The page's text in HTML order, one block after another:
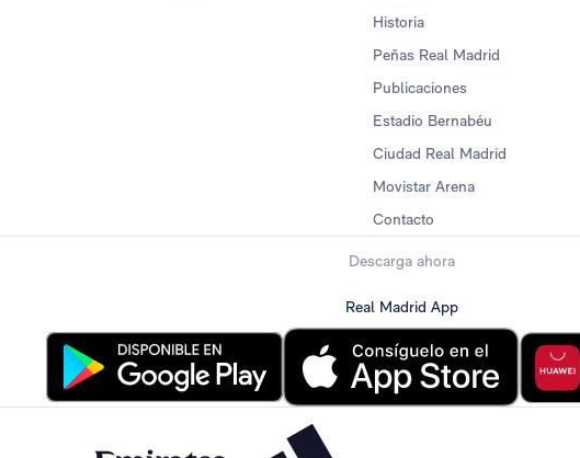
Historia
Peñas Real Madrid
Publicaciones
Estadio Bernabéu
Ciudad Real Madrid
Movistar Arena
Contacto
Descarga ahora
Real Madrid App